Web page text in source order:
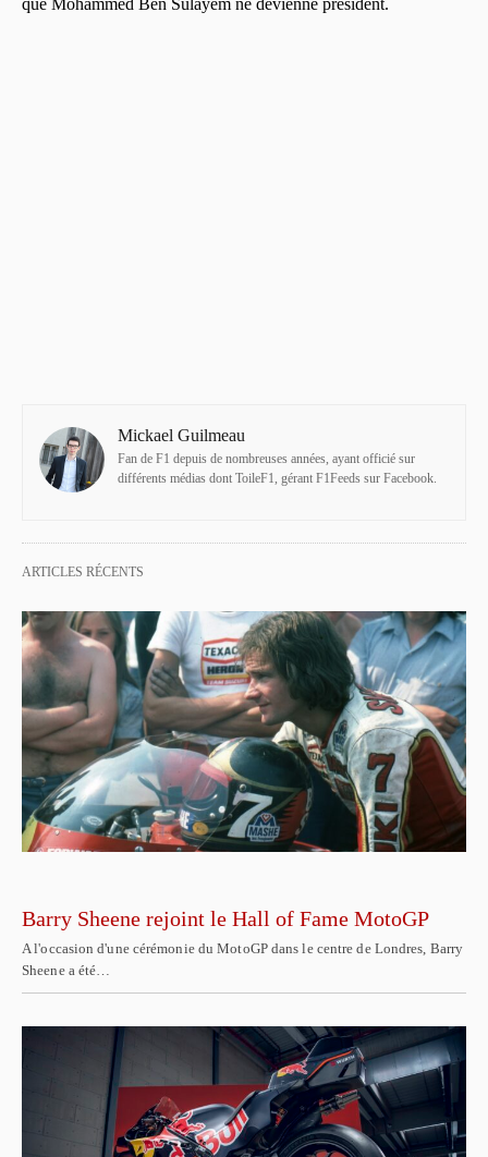
Mickael Guilmeau
Fan de F1 depuis de nombreuses années, ayant officié sur
différents médias dont ToileF1, gérant F1Feeds sur Facebook.
ARTICLES RÉCENTS
Barry Sheene rejoint le Hall of Fame MotoGP
A l'occasion d'une cérémonie du MotoGP dans le centre de Londres, Barry
Sheene a été…